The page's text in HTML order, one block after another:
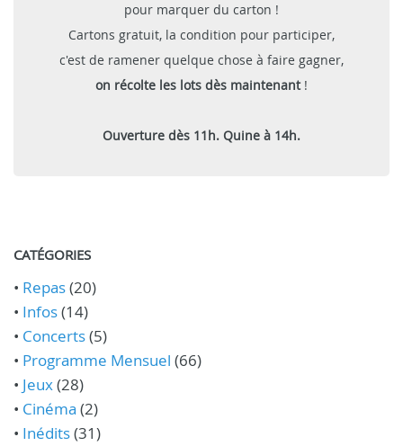
pour marquer du carton !
Cartons gratuit, la condition pour participer,
c'est de ramener quelque chose à faire gagner,
on récolte les lots dès maintenant!
Ouverture dès 11h. Quine à 14h.
CATÉGORIES
• Repas(20)
• Infos(14)
• Concerts(5)
• Programme Mensuel (66)
• Jeux(28)
• Cinéma (2)
• Inédits(31)